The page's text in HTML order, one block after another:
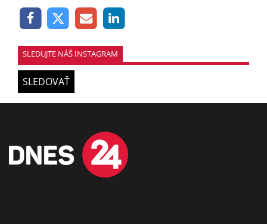
SLEDUJTE NÁŠ INSTAGRAM
SLEDOVAŤ